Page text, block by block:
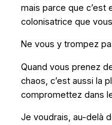
mais parce que c’est
colonisatrice que
Ne vous y trompez
Quand vous prenez
chaos, c’est aussi la
compromettez dans
Je voudrais, au-delà